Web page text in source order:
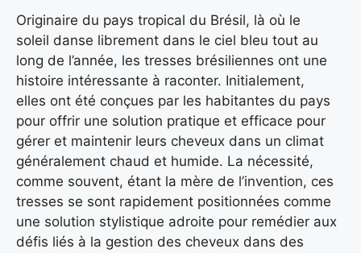
Originaire du pays tropical du Brésil, là où le
soleil danse librement dans le ciel bleu tout au
long de l’année, les tresses brésiliennes ont une
histoire intéressante à raconter. Initialement,
elles ont été conçues par les habitantes du pays
pour offrir une solution pratique et efficace pour
gérer et maintenir leurs cheveux dans un climat
généralement chaud et humide. La nécessité,
comme souvent, étant la mère de l’invention, ces
tresses se sont rapidement positionnées comme
une solution stylistique adroite pour remédier aux
défis liés à la gestion des cheveux dans des